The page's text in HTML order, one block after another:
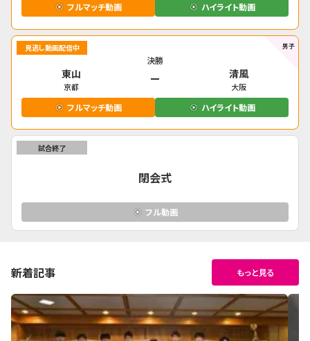
フルマッチ動画 ハイライト動画
見逃し動画配信中 男子
決勝
東山
京都
清風
大阪
フルマッチ動画 ハイライト動画
試合終了
閉会式
フル動画
新着記事 もっと見る